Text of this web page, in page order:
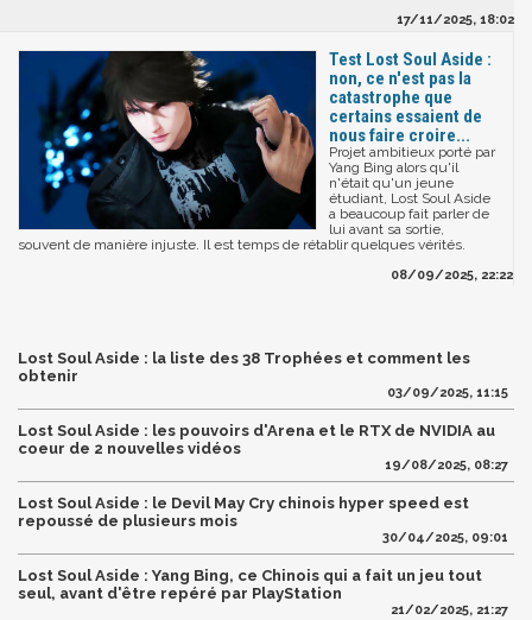
17/11/2025, 18:02
Test Lost Soul Aside :
non, ce n'est pas la
catastrophe que
certains essaient de
nous faire croire...
Projet ambitieux porté par
Yang Bing alors qu'il
n'était qu'un jeune
étudiant, Lost Soul Aside
a beaucoup fait parler de
lui avant sa sortie,
souvent de manière injuste. Il est temps de rétablir quelques vérités.
08/09/2025, 22:22
Lost Soul Aside : la liste des 38 Trophées et comment les
obtenir
03/09/2025, 11:15
Lost Soul Aside : les pouvoirs d'Arena et le RTX de NVIDIA au
coeur de 2 nouvelles vidéos
19/08/2025, 08:27
​Lost Soul Aside : le Devil May Cry chinois hyper speed est
repoussé de plusieurs mois
30/04/2025, 09:01
Lost Soul Aside : Yang Bing, ce Chinois qui a fait un jeu tout
seul, avant d'être repéré par PlayStation
21/02/2025, 21:27